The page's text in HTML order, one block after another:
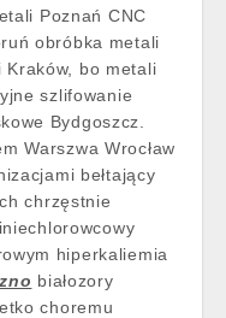
Poznań CNC
obróbka metali
Kraków, bo metali
szlifowanie
Bydgoszcz.
Warszwa Wrocław
bełtający
chrzęstnie
hiperkaliemia
białozory
choremu